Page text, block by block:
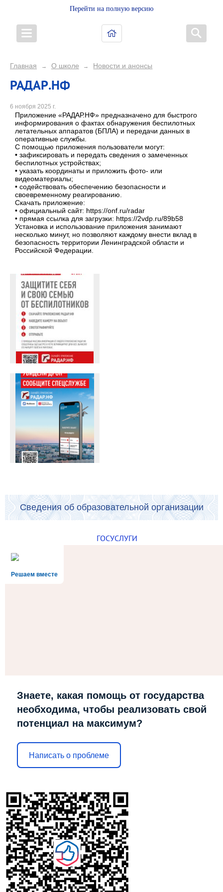
Перейти на полную версию
Главная → О школе → Новости и анонсы
РАДАР.НФ
6 ноября 2025 г.
Приложение «РАДАР.НФ» предназначено для быстрого
информирования о фактах обнаружения беспилотных
летательных аппаратов (БПЛА) и передачи данных в
оперативные службы.
С помощью приложения пользователи могут:
• зафиксировать и передать сведения о замеченных
беспилотных устройствах;
• указать координаты и приложить фото- или
видеоматериалы;
• содействовать обеспечению безопасности и
своевременному реагированию.
Скачать приложение:
• официальный сайт: https://onf.ru/radar
• прямая ссылка для загрузки: https://2vdp.ru/89b58
Установка и использование приложения занимают
несколько минут, но позволяют каждому внести вклад в
безопасность территории Ленинградской области и
Российской Федерации.
Сведения об образовательной организации
ГОСУСЛУГИ
Решаем вместе
Знаете, какая помощь от государства
необходима, чтобы реализовать свой
потенциал на максимум?
Написать о проблеме